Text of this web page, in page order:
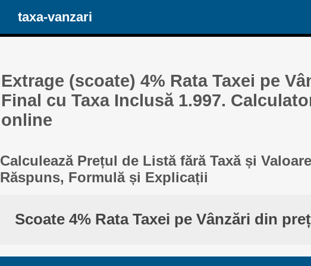
taxa-vanzari
Extrage (scoate) 4% Rata Taxei pe
Final cu Taxa Inclusă 1.997.
online
Calculează Prețul de Listă fără Taxă și
Răspuns, Formulă și Explicații
Scoate 4% Rata Taxei pe Vânzări din